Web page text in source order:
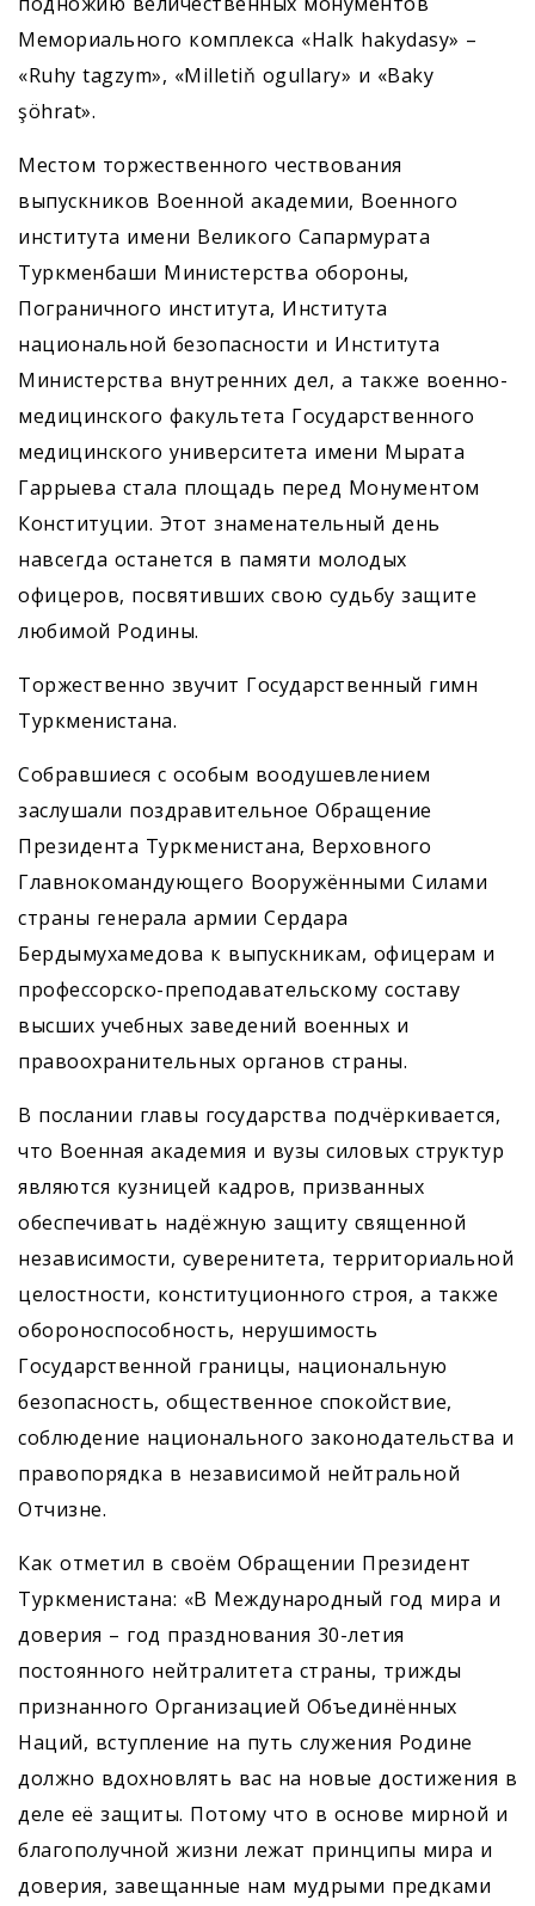
Мемориального комплекса «Halk hakydasy» –
«Ruhy tagzym», «Milletiň ogullary» и «Baky
şöhrat».
Местом торжественного чествования
выпускников Военной академии, Военного
института имени Великого Сапармурата
Туркменбаши Министерства обороны,
Пограничного института, Института
национальной безопасности и Института
Министерства внутренних дел, а также военно-
медицинского факультета Государственного
медицинского университета имени Мырата
Гаррыева стала площадь перед Монументом
Конституции. Этот знаменательный день
навсегда останется в памяти молодых
офицеров, посвятивших свою судьбу защите
любимой Родины.
Торжественно звучит Государственный гимн
Туркменистана.
Собравшиеся с особым воодушевлением
заслушали поздравительное Обращение
Президента Туркменистана, Верховного
Главнокомандую­щего Вооружёнными Силами
страны генерала армии Сердара
Бердымухамедова к выпускникам, офицерам и
профессорско-преподавательскому составу
высших учебных заведений военных и
правоохранительных органов страны.
В послании главы государства подчёркивается,
что Военная академия и вузы силовых структур
являются кузницей кадров, призванных
обеспечивать надёжную защиту священной
независимости, суверенитета, территориальной
целостности, конституционного строя, а также
обороноспособность, нерушимость
Государственной границы, национальную
безопасность, общественное спокойствие,
соблюдение национального законодательства и
правопорядка в независимой нейтральной
Отчизне.
Как отметил в своём Обращении Президент
Туркменистана: «В Международный год мира и
доверия – год празднования 30-летия
постоянного нейтралитета страны, трижды
признанного Организацией Объединённых
Наций, вступление на путь служения Родине
должно вдохновлять вас на новые достижения в
деле её защиты. Потому что в основе мирной и
благополучной жизни лежат принципы мира и
доверия, завещанные нам мудрыми предками